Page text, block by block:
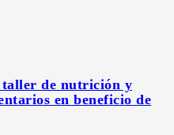
taller de nutrición y
en beneficio de